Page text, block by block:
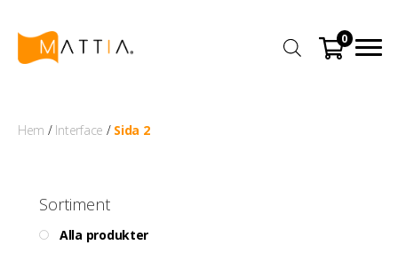
0
Hem / Interface / Sida 2
Sortiment
Alla produkter